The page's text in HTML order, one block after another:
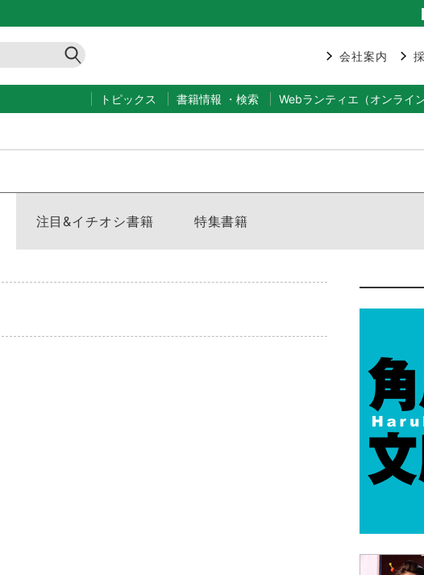
会社案内
トピックス 書籍情報 ・ 検索 Webランティエ（オンライン
注目&イチオシ書籍 特集書籍